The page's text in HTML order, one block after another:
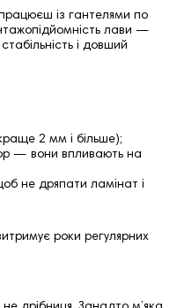
із гантелями по
лави —
і довший
2 мм і більше);
— вони впливають на
не дряпати ламінат і
роки регулярних